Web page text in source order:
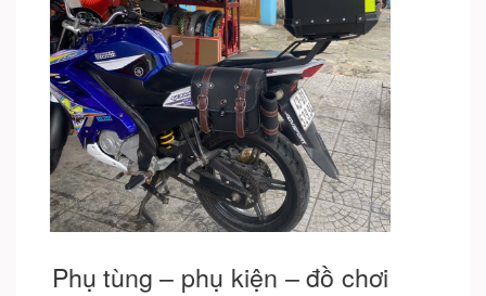
Bóng led h4 siêu sáng
Cho vào giỏ hàng